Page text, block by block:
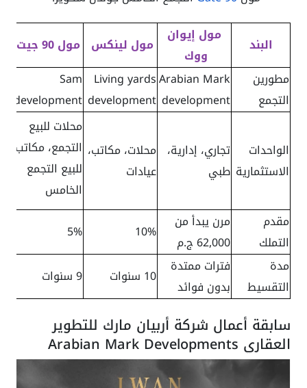
البند
مول إيوان
ووك
مول لينكس مول 90 جيت
مطورين
التجمع
Arabian Mark
development
Living yards
development
Sam
development
الواحدات
الاستثمارية
تجاري، إدارية،
طبي
محلات، مكاتب،
عيادات
محلات للبيع
التجمع، مكاتب
للبيع التجمع
الخامس
مقدم
التملك
مرن يبدأ من
62,000 ج.م
10%
5%
مدة
التقسيط
فترات ممتدة
بدون فوائد
10 سنوات 9 سنوات
سابقة أعمال شركة أربيان مارك للتطوير
العقاري Arabian Mark Developments